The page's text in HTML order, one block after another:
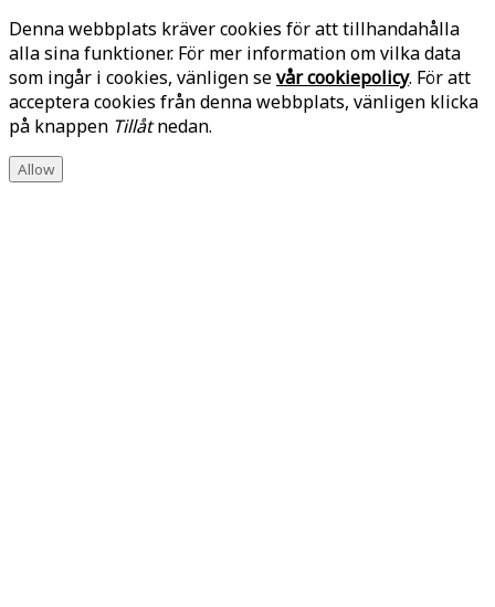
Denna webbplats kräver cookies för att tillhandahålla
alla sina funktioner. För mer information om vilka data
som ingår i cookies, vänligen sevår cookiepolicy. För att
acceptera cookies från denna webbplats, vänligen klicka
på knappen Tillåtnedan.
Allow